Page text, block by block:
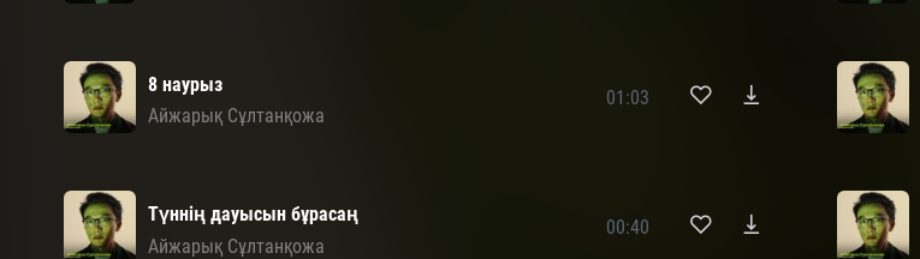
8 наурыз
Айжарық Сұлтанқожа
01:03
Түннің дауысын бұрасаң
Айжарық Сұлтанқожа
00:40